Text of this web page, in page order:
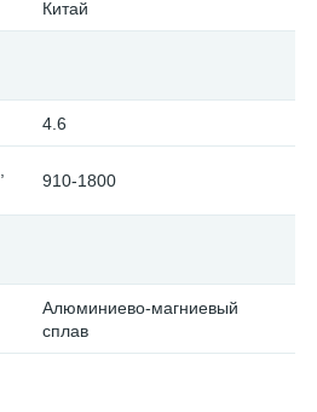
Китай
4.6
910-1800
Алюминиево-магниевый
сплав